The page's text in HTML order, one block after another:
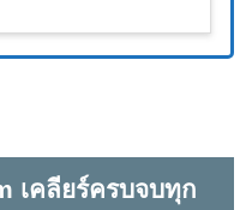
เคลียร์ครบจบทุก